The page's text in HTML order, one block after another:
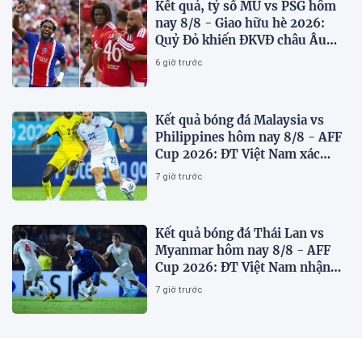
Kết quả, tỷ số MU vs PSG hôm
nay 8/8 - Giao hữu hè 2026:
Quỷ Đỏ khiến ĐKVĐ châu Âu
toát mồ hôi
6 giờ trước
Kết quả bóng đá Malaysia vs
Philippines hôm nay 8/8 - AFF
Cup 2026: ĐT Việt Nam xác
định đối thủ
7 giờ trước
Kết quả bóng đá Thái Lan vs
Myanmar hôm nay 8/8 - AFF
Cup 2026: ĐT Việt Nam nhận
'chiến thư'
7 giờ trước